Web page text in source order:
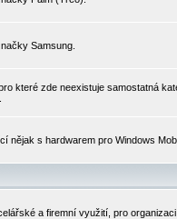
Samsung.
které zde neexistuje samostatná
nějak s hardwarem pro Windows
a firemní využití, pro organizaci